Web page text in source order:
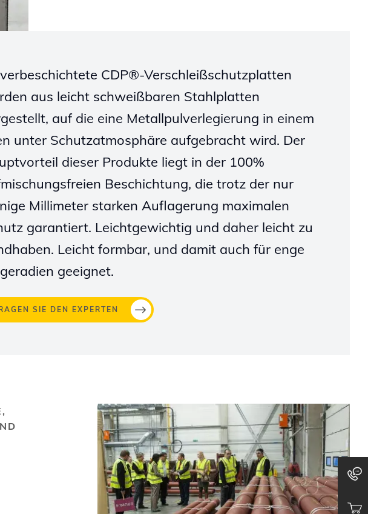
CDP®-Verschleißschutzplatten
aus leicht schweißbaren Stahlplatten
auf die eine Metallpulverlegierung in einem
unter Schutzatmosphäre aufgebracht wird. Der
dieser Produkte liegt in der 100%
Beschichtung, die trotz der nur
Millimeter starken Auflagerung maximalen
garantiert. Leichtgewichtig und daher leicht zu
Leicht formbar, und damit auch für enge
geeignet.
SIE DEN EXPERTEN